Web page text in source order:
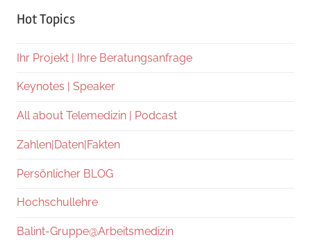
Hot Topics
Ihr Projekt | Ihre Beratungsanfrage
Keynotes | Speaker
All about Telemedizin | Podcast
Zahlen|Daten|Fakten
Persönlicher BLOG
Hochschullehre
Balint-Gruppe@Arbeitsmedizin